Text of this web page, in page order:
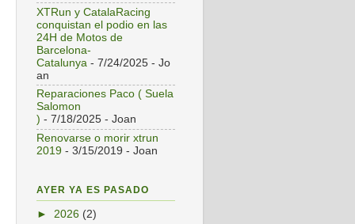
XTRun y CatalaRacing
conquistan el podio en las
24H de Motos de
Barcelona-
Catalunya - 7/24/2025 - Jo
an
Reparaciones Paco ( Suela
Salomon
) - 7/18/2025 - Joan
Renovarse o morir xtrun
2019 - 3/15/2019 - Joan
AYER YA ES PASADO
► 2026 (2)